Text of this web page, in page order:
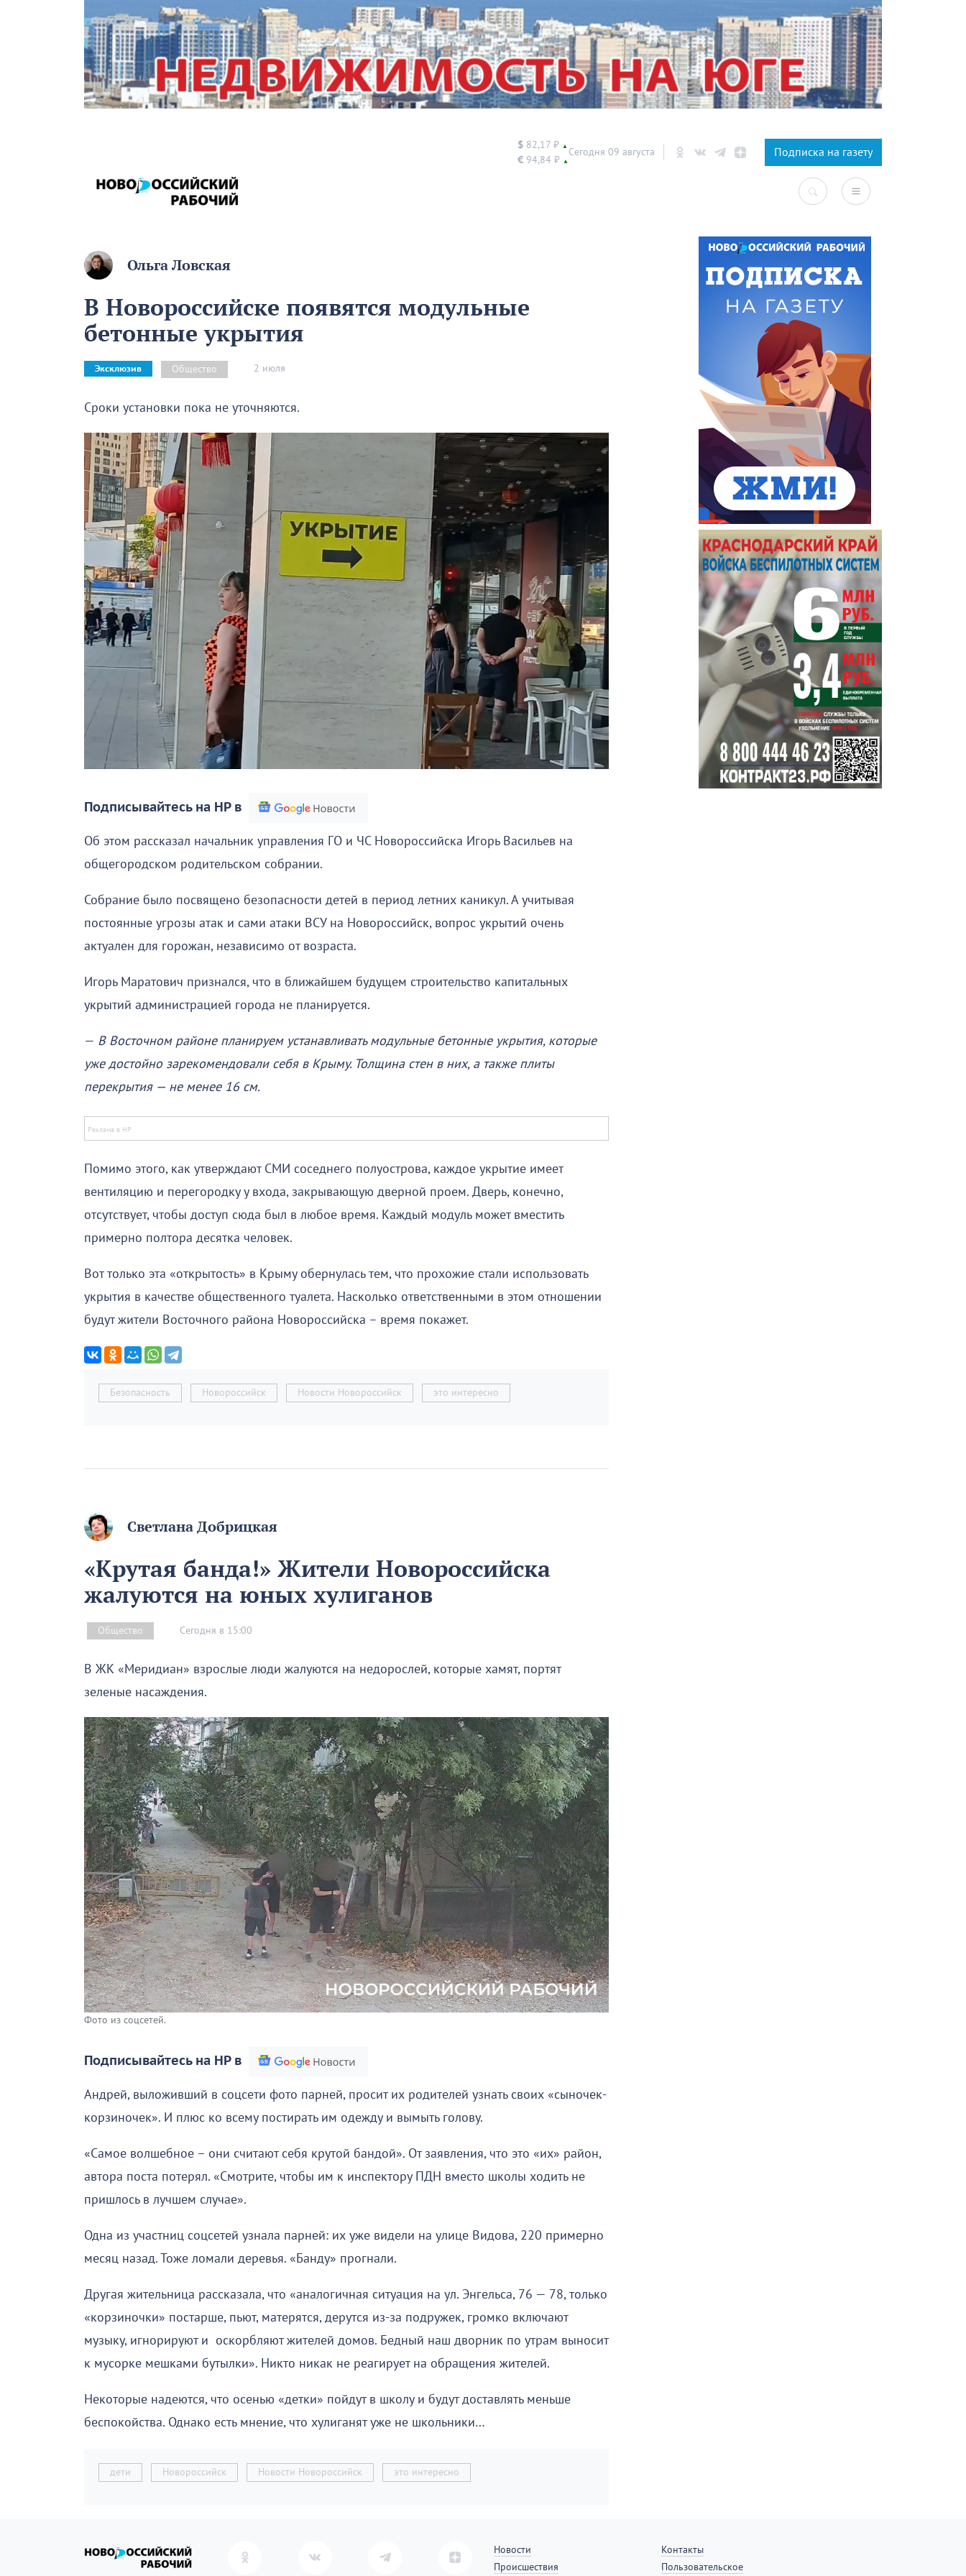
$ 82,17 ₽ ▲
€ 94,84 ₽ ▲
Сегодня 09 августа Подписка на газету
Ольга Ловская
В Новороссийске появятся модульные
бетонные укрытия
Эксклюзив Общество 2 июля
Сроки установки пока не уточняются.
Подписывайтесь на НР в
Об этом рассказал начальник управления ГО и ЧС Новороссийска Игорь Васильев на
общегородском родительском собрании.
Собрание было посвящено безопасности детей в период летних каникул. А учитывая
постоянные угрозы атак и сами атаки ВСУ на Новороссийск, вопрос укрытий очень
актуален для горожан, независимо от возраста.
Игорь Маратович признался, что в ближайшем будущем строительство капитальных
укрытий администрацией города не планируется.
— В Восточном районе планируем устанавливать модульные бетонные укрытия, которые
уже достойно зарекомендовали себя в Крыму. Толщина стен в них, а также плиты
перекрытия — не менее 16 см.
Помимо этого, как утверждают СМИ соседнего полуострова, каждое укрытие имеет
вентиляцию и перегородку у входа, закрывающую дверной проем. Дверь, конечно,
отсутствует, чтобы доступ сюда был в любое время. Каждый модуль может вместить
примерно полтора десятка человек.
Вот только эта «открытость» в Крыму обернулась тем, что прохожие стали использовать
укрытия в качестве общественного туалета. Насколько ответственными в этом отношении
будут жители Восточного района Новороссийска – время покажет.
Безопасность Новороссийск Новости Новороссийск это интересно
Светлана Добрицкая
«Крутая банда!» Жители Новороссийска
жалуются на юных хулиганов
Общество Сегодня в 15:00
В ЖК «Меридиан» взрослые люди жалуются на недорослей, которые хамят, портят
зеленые насаждения.
Фото из соцсетей.
Подписывайтесь на НР в
Андрей, выложивший в соцсети фото парней, просит их родителей узнать своих «сыночек-
корзиночек». И плюс ко всему постирать им одежду и вымыть голову.
«Самое волшебное – они считают себя крутой бандой». От заявления, что это «их» район,
автора поста потерял. «Смотрите, чтобы им к инспектору ПДН вместо школы ходить не
пришлось в лучшем случае».
Одна из участниц соцсетей узнала парней: их уже видели на улице Видова, 220 примерно
месяц назад. Тоже ломали деревья. «Банду» прогнали.
Другая жительница рассказала, что «аналогичная ситуация на ул. Энгельса, 76 — 78, только
«корзиночки» постарше, пьют, матерятся, дерутся из-за подружек, громко включают
музыку, игнорируют и оскорбляют жителей домов. Бедный наш дворник по утрам выносит
к мусорке мешками бутылки». Никто никак не реагирует на обращения жителей.
Некоторые надеются, что осенью «детки» пойдут в школу и будут доставлять меньше
беспокойства. Однако есть мнение, что хулиганят уже не школьники…
дети Новороссийск Новости Новороссийск это интересно
Новости
Происшествия
Контакты
Пользовательское